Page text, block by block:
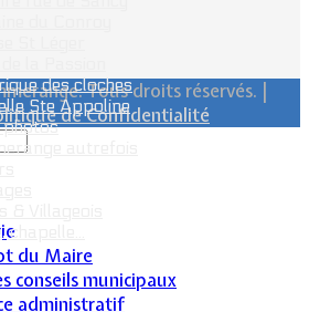
des cloches
Ste Appoline
photos
autrefois
& Villageois
chapelle...
Tous droits réservés. |
de Confidentialité
du Maire
conseils municipaux
administratif